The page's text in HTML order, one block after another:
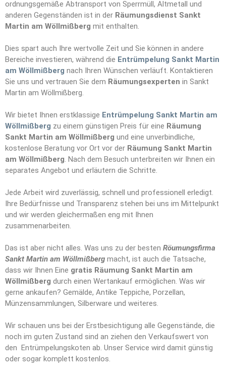
ordnungsgemäße Abtransport von Sperrmüll, Altmetall und
anderen Gegenständen ist in der Räumungsdienst Sankt
Martin am Wöllmißberg mit enthalten.
Dies spart auch Ihre wertvolle Zeit und Sie können in andere
Bereiche investieren, während die Entrümpelung Sankt Martin
am Wöllmißberg nach Ihren Wünschen verläuft. Kontaktieren
Sie uns und vertrauen Sie dem Räumungsexperten in Sankt
Martin am Wöllmißberg.
Wir bietet Ihnen erstklassige Entrümpelung Sankt Martin am
Wöllmißberg zu einem günstigen Preis für eine Räumung
Sankt Martin am Wöllmißberg und eine unverbindliche,
kostenlose Beratung vor Ort vor der Räumung Sankt Martin
am Wöllmißberg. Nach dem Besuch unterbreiten wir Ihnen ein
separates Angebot und erläutern die Schritte.
Jede Arbeit wird zuverlässig, schnell und professionell erledigt.
Ihre Bedürfnisse und Transparenz stehen bei uns im Mittelpunkt
und wir werden gleichermaßen eng mit Ihnen
zusammenarbeiten.
Das ist aber nicht alles. Was uns zu der besten Röumungsfirma
Sankt Martin am Wöllmißberg macht, ist auch die Tatsache,
dass wir Ihnen Eine gratis Räumung Sankt Martin am
Wöllmißberg durch einen Wertankauf ermöglichen. Was wir
gerne ankaufen? Gemälde, Antike Teppiche, Porzellan,
Münzensammlungen, Silberware und weiteres.
Wir schauen uns bei der Erstbesichtigung alle Gegenstände, die
noch im guten Zustand sind an ziehen den Verkaufswert von
den Entrümpelungskoten ab. Unser Service wird damit günstig
oder sogar komplett kostenlos.